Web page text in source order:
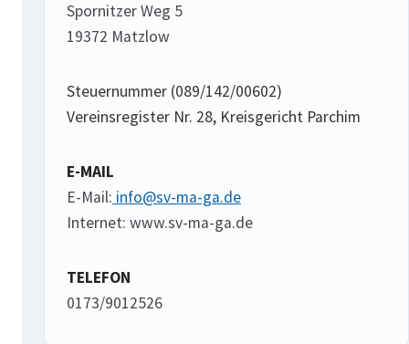
Spornitzer Weg 5
19372 Matzlow
Steuernummer (089/142/00602)
Vereinsregister Nr. 28, Kreisgericht Parchim
E-MAIL
E-Mail: info@sv-ma-ga.de
Internet: www.sv-ma-ga.de
TELEFON
0173/9012526